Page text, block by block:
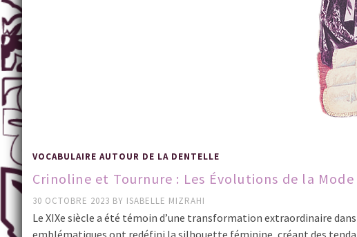
VOCABULAIRE AUTOUR DE LA DENTELLE
Crinoline et Tournure : Les Évolutions de la Mode
30 OCTOBRE 2023 BY ISABELLE MIZRAHI
Le XIXe siècle a été témoin d’une transformation extraordinaire
emblématiques ont redéfini la silhouette féminine, créant des